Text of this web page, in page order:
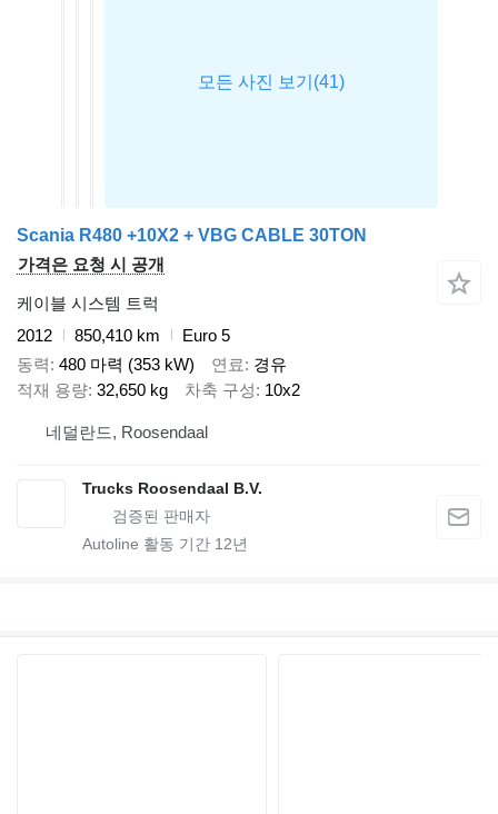
Scania R480 +10X2 + VBG CABLE 30TON
가격은 요청 시 공개
케이블 시스템 트럭
2012
850,410 km
Euro 5
동력 480 마력 (353 kW) 연료
경유
적재 용량 32,650 kg 차축 구성 10x2
네덜란드, Roosendaal
Trucks Roosendaal B.V.
Autoline 활동 기간 12년